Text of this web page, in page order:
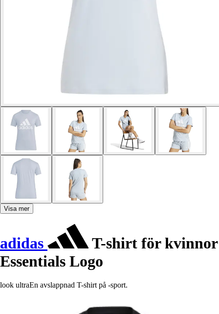
Visa mer
adidas
T-shirt för kvinnor
Essentials Logo
look ultraEn avslappnad T-shirt på -sport.